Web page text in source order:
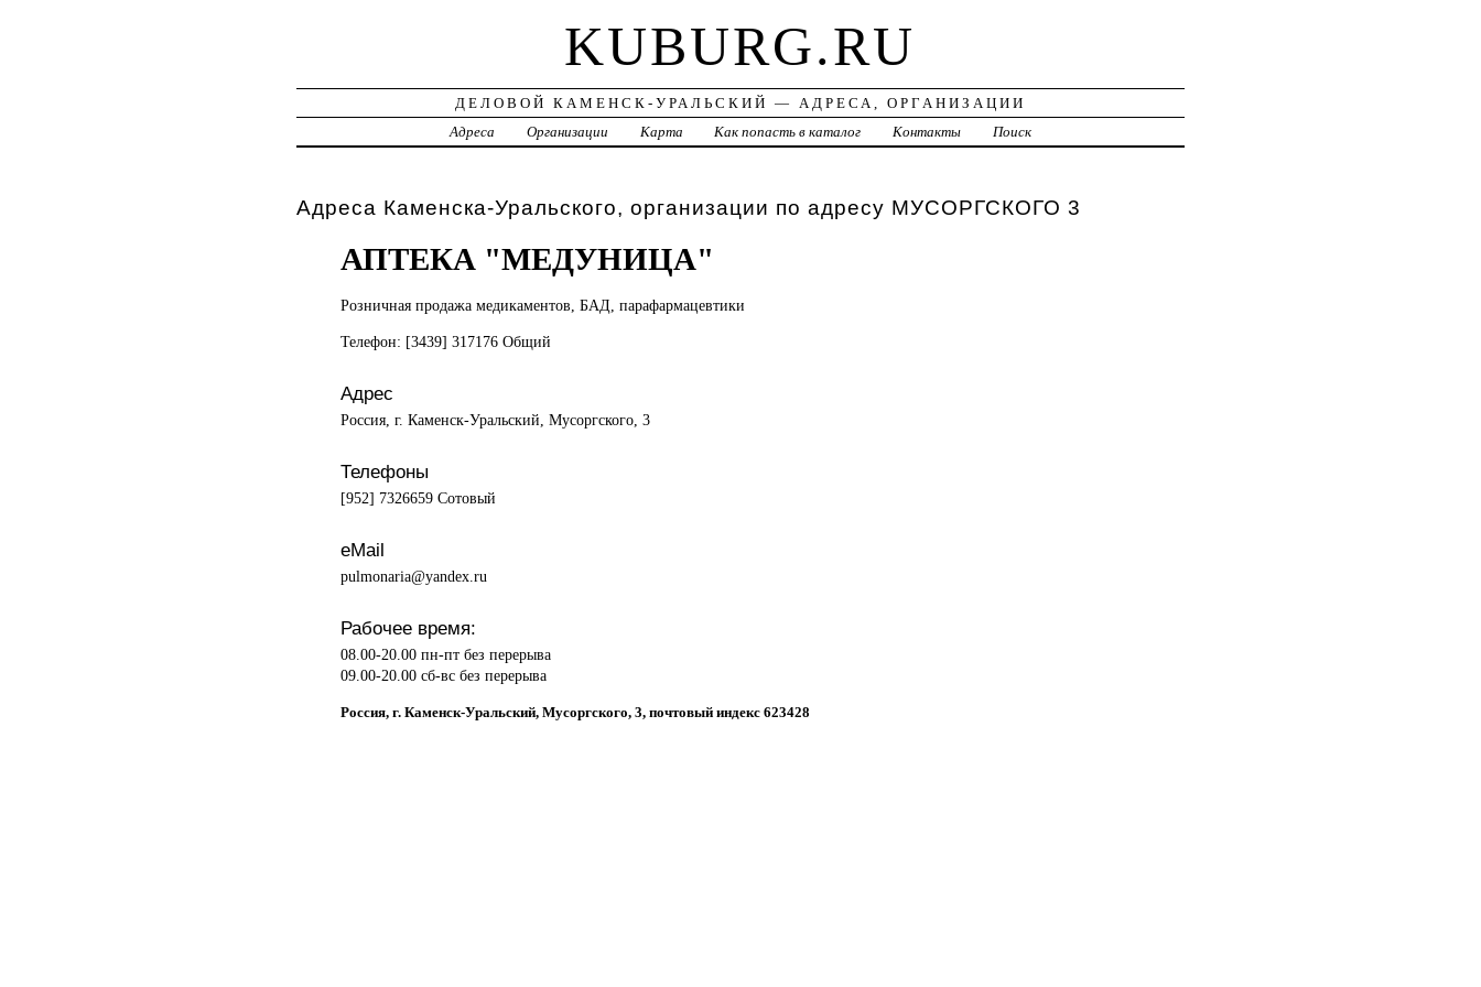
KUBURG.RU
ДЕЛОВОЙ КАМЕНСК-УРАЛЬСКИЙ — АДРЕСА, ОРГАНИЗАЦИИ
Адреса
Организации Карта Как попасть в каталог Контакты Поиск
Адреса Каменска-Уральского, организации по адресу МУСОРГСКОГО 3
АПТЕКА "МЕДУНИЦА"
Розничная продажа медикаментов, БАД, парафармацевтики
Телефон: [3439] 317176 Общий
Адрес
Россия, г. Каменск-Уральский, Мусоргского, 3
Телефоны
[952] 7326659 Сотовый
eMail
pulmonaria@yandex.ru
Рабочее время:
08.00-20.00 пн-пт без перерыва
09.00-20.00 сб-вс без перерыва
Россия, г. Каменск-Уральский, Мусоргского, 3, почтовый индекс 623428